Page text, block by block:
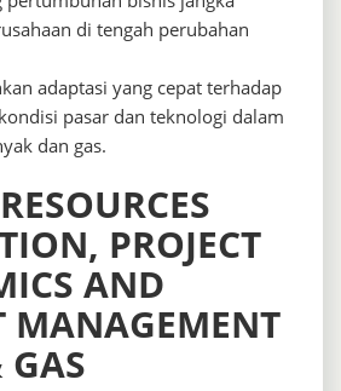
di tengah perubahan
adaptasi yang cepat terhadap
pasar dan teknologi dalam
dan gas.
PROJECT
AND
MANAGEMENT